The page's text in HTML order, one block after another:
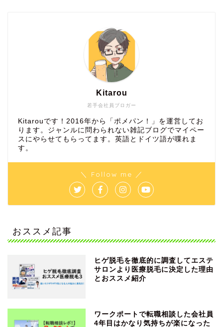
若手会社員ブロガー
Kitarou
Kitarouです！2016年から「ポメパン！」を運営してお
ります。ジャンルに問わられない雑記ブログでマイペー
スにやらせてもらってます。英語とドイツ語が喋れま
す。
＼ Follow me ／
おススメ記事
ヒゲ脱毛を徹底的に調査してエステ
サロンより医療脱毛に決定した理由
とおススメ紹介
ワークポートで転職相談した会社員
4年目はかなり気持ちが楽になった